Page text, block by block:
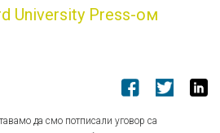
University Press-ом
да смо потписали уговор са